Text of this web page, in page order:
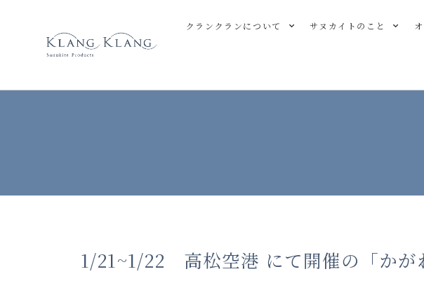
クランクランについて サヌカイトのこと
1/21~1/22 高松空港 にて開催の「かが